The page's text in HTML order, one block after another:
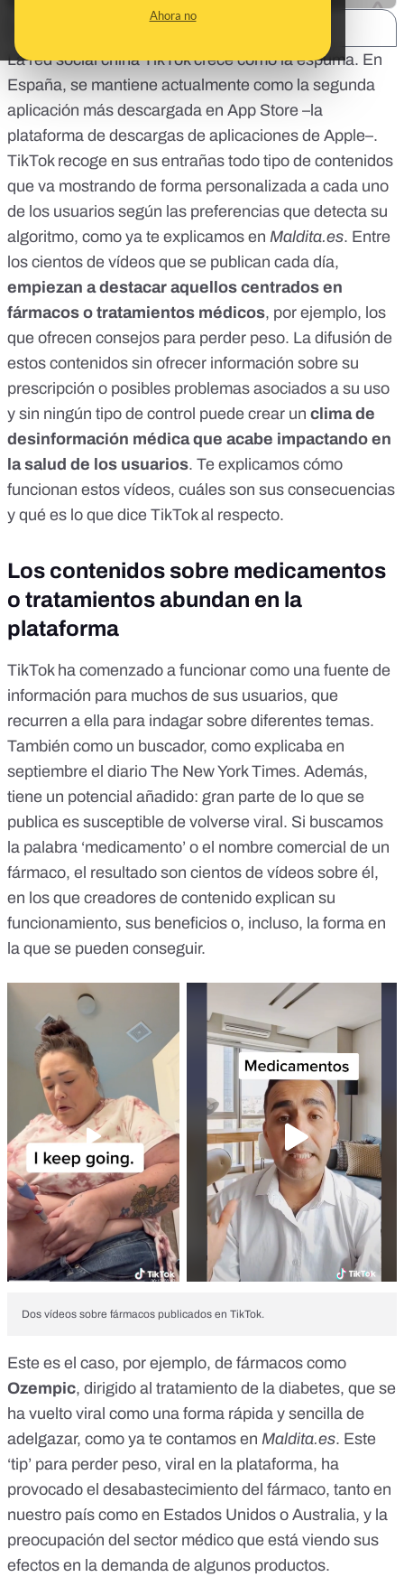
Ahora no
La red social china TikTok crece como la espuma. En
España, se mantiene actualmente como la segunda
aplicación más descargada en App Store –la
plataforma de descargas de aplicaciones de Apple–.
TikTok recoge en sus entrañas todo tipo de contenidos
que va mostrando de forma personalizada a cada uno
de los usuarios según las preferencias que detecta su
algoritmo, como ya te explicamos en Maldita.es. Entre
los cientos de vídeos que se publican cada día,
empiezan a destacar aquellos centrados en
fármacos o tratamientos médicos, por ejemplo, los
que ofrecen consejos para perder peso. La difusión de
estos contenidos sin ofrecer información sobre su
prescripción o posibles problemas asociados a su uso
y sin ningún tipo de control puede crear un clima de
desinformación médica que acabe impactando en
la salud de los usuarios. Te explicamos cómo
funcionan estos vídeos, cuáles son sus consecuencias
y qué es lo que dice TikTok al respecto.
Los contenidos sobre medicamentos
o tratamientos abundan en la
plataforma
TikTok ha comenzado a funcionar como una fuente de
información para muchos de sus usuarios, que
recurren a ella para indagar sobre diferentes temas.
También como un buscador, como explicaba en
septiembre el diario The New York Times. Además,
tiene un potencial añadido: gran parte de lo que se
publica es susceptible de volverse viral. Si buscamos
la palabra ‘medicamento’ o el nombre comercial de un
fármaco, el resultado son cientos de vídeos sobre él ,
en los que creadores de contenido explican su
funcionamiento, sus beneficios o, incluso, la forma en
la que se pueden conseguir.
Dos vídeos sobre fármacos publicados en TikTok.
Este es el caso, por ejemplo, de fármacos como
Ozempic, dirigido al tratamiento de la diabetes, que se
ha vuelto viral como una forma rápida y sencilla de
adelgazar, como ya te contamos en Maldita.es. Este
‘tip’ para perder peso, viral en la plataforma, ha
provocado el desabastecimiento del fármaco, tanto en
nuestro país como en Estados Unidos o Australia, y la
preocupación del sector médico que está viendo sus
efectos en la demanda de algunos productos.